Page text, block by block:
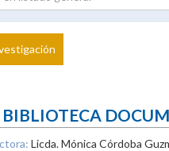
Investigador
BIBLIOTECA
Licda. Mónica Córdoba